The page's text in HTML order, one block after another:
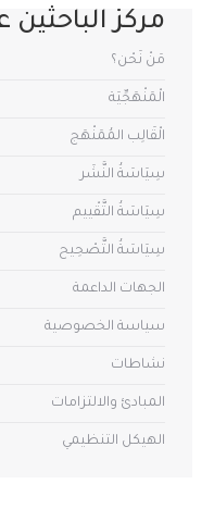
مركز
مَنْ نَحْن؟
الْمَنْهَجِّيَة
الْقَالِب المُمَنْهَج
سِيَاسَةُ النَّشَر
سِيَاسَةُ التَّقْييم
سِيَاسَةُ التَّصْحِيح
الجهات الداعمة
سياسة الخصوصية
نشاطات
المبادئ والالتزامات
الهيكل التنظيمي